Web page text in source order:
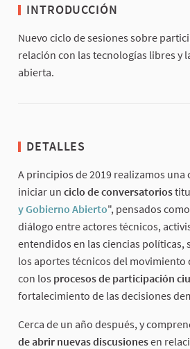
INTRODUCCIÓN
Nuevo ciclo de sesiones sobre
relación con las tecnologías libres y
abierta.
DETALLES
A principios de 2019 realizamos una
iniciar un ciclo de conversatorios
y Gobierno Abierto", pensados
diálogo entre actores técnicos,
entendidos en las ciencias políticas,
los aportes técnicos del movimiento
con los procesos de participación
fortalecimiento de las decisiones
Cerca de un año después, y
de abrir nuevas discusionesen